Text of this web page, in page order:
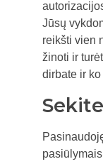
Jūsų
reikšti vien
žinoti ir
dirbate ir